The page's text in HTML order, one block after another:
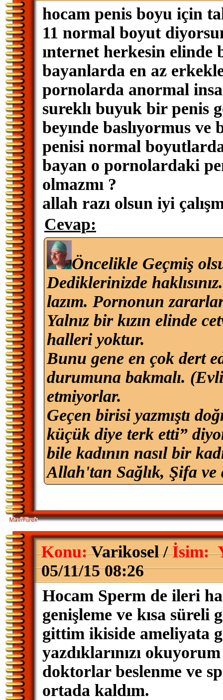
hocam penis boyu için
11 normal boyut
ınternet herkesin elinde
bayanlarda en az
pornolarda anormal
sureklı buyuk bir penis
beyınde baslıyormus
penisi normal
bayan o pornolardaki
olmazmı ?
allah razı olsun iyi
Cevap:
Öncelikle Geçmiş
Dediklerinizde
lazım. Pornonun
Yalnız bir kızın elinde
halleri yoktur.
Bunu gene en çok dert
durumuna bakmalı.
etmiyorlar.
Geçen birisi yazmıştı
küçük diye terk etti”
bile kadının nasıl bir
Allah'tan Sağlık, Şifa
Konu:Varikosel /İsim:
05/11/15 08:26
Hocam Sperm de ileri
genişleme ve kısa
gittim ikiside ameliyata
yazdıklarınızı
doktorlar beslenme ve
ortada kaldım.